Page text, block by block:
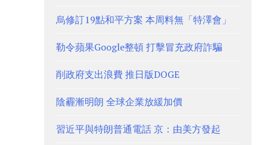
烏修訂19點和平方案 本周料無「特澤會」
勒令蘋果Google整頓 打擊冒充政府詐騙
削政府支出浪費 推日版DOGE
陰霾漸明朗 全球企業放緩加價
習近平與特朗普通電話 京：由美方發起